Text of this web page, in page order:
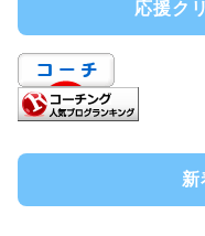
応援ク
新